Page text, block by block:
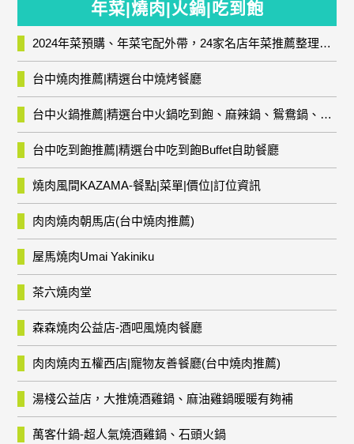
年菜|燒肉|火鍋|吃到飽
2024年菜預購、年菜宅配外帶，24家名店年菜推薦整理，圍爐輕鬆上菜團圓趣
台中燒肉推薦|精選台中燒烤餐廳
台中火鍋推薦|精選台中火鍋吃到飽、麻辣鍋、鴛鴦鍋、石頭火鍋、酸菜白肉鍋、海鮮鍋、燒酒雞、麻油雞、壽喜燒等熱門人氣火鍋店!
台中吃到飽推薦|精選台中吃到飽Buffet自助餐廳
燒肉風間KAZAMA-餐點|菜單|價位|訂位資訊
肉肉燒肉朝馬店(台中燒肉推薦)
屋馬燒肉Umai Yakiniku
茶六燒肉堂
森森燒肉公益店-酒吧風燒肉餐廳
肉肉燒肉五權西店|寵物友善餐廳(台中燒肉推薦)
湯棧公益店，大推燒酒雞鍋、麻油雞鍋暖暖有夠補
萬客什鍋-超人氣燒酒雞鍋、石頭火鍋